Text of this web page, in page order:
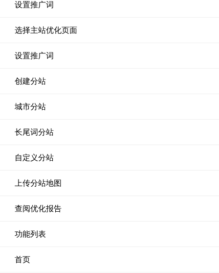
设置推广词
选择主站优化页面
设置推广词
创建分站
城市分站
长尾词分站
自定义分站
上传分站地图
查阅优化报告
功能列表
首页